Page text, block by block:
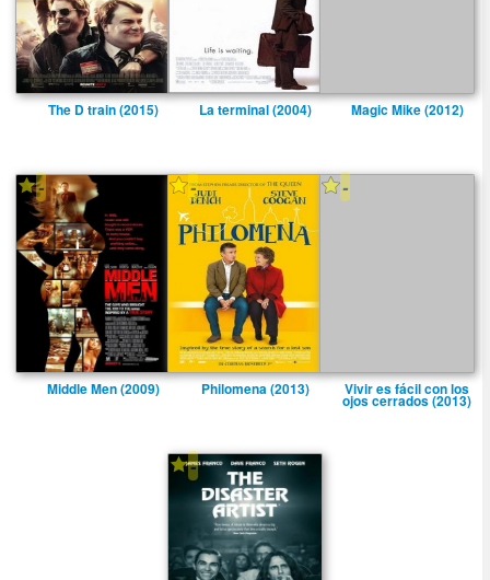
The D train (2015) La terminal (2004) Magic Mike (2012)
-
Middle Men (2009)
-
Philomena (2013)
-
Vivir es fácil con los
ojos cerrados (2013)
-